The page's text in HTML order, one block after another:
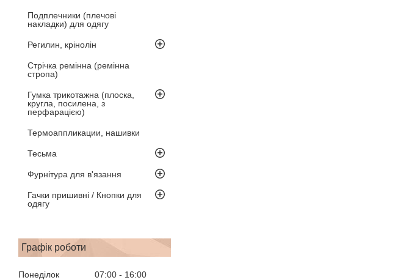
Подплечники (плечові
накладки) для одягу
Регилин, крінолін
Стрічка ремінна (ремінна
стропа)
Гумка трикотажна (плоска,
кругла, посилена, з
перфарацією)
Термоаппликации, нашивки
Тесьма
Фурнітура для в'язання
Гачки пришивні / Кнопки для
одягу
Графік роботи
Понеділок 07:00
16:00